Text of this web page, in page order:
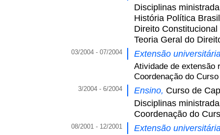
Disciplinas
História Política
Direito Constitucional
Teoria Geral do
03/2004 - 07/2004 Extensão
Atividade de extensão
Coordenação do
3/2004 - 6/2004 Ensino, Curso de
Disciplinas
Coordenação do
08/2001 - 12/2001 Extensão